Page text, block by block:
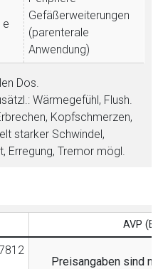
e
Gefäßerweiterungen
(parenterale
Anwendung)
Dos.
Wärmegefühl, Flush.
Kopfschmerzen,
starker Schwindel,
Erregung, Tremor mögl.
AVP
Preisangaben sind